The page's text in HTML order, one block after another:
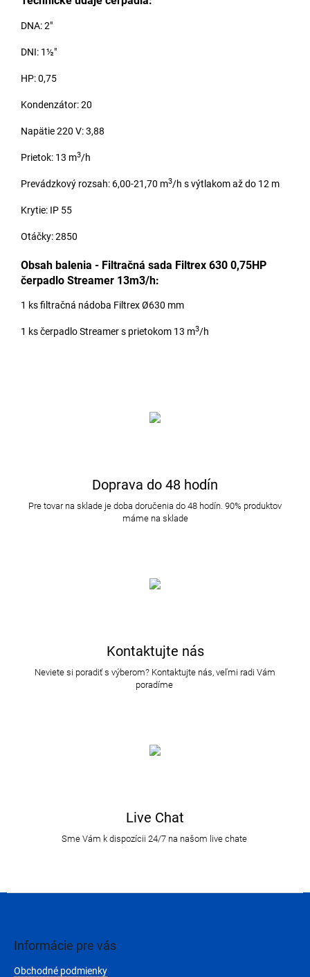
DNA: 2"
DNI: 1½"
HP: 0,75
Kondenzátor: 20
Napätie 220 V: 3,88
Prietok: 13 m3/h
Prevádzkový rozsah: 6,00-21,70 m3/h s výtlakom až do 12 m
Krytie: IP 55
Otáčky: 2850
Obsah balenia - Filtračná sada Filtrex 630 0,75HP
čerpadlo Streamer 13m3/h:
1 ks filtračná nádoba Filtrex Ø630 mm
1 ks čerpadlo Streamer s prietokom 13 m3/h
Doprava do 48 hodín
Pre tovar na sklade je doba doručenia do 48 hodín. 90% produktov
máme na sklade
Kontaktujte nás
Neviete si poradiť s výberom? Kontaktujte nás, veľmi radi Vám
poradíme
Live Chat
Sme Vám k dispozícii 24/7 na našom live chate
Informácie pre vás
Obchodné podmienky